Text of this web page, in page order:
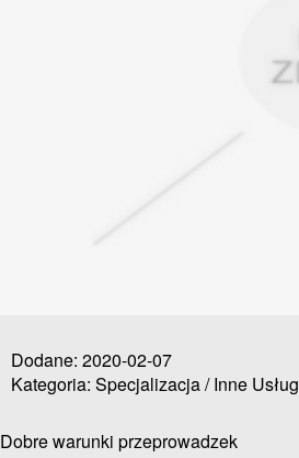
Dodane: 2020-02-07
Kategoria: Specjalizacja / Inne
Dobre warunki przeprowadzek